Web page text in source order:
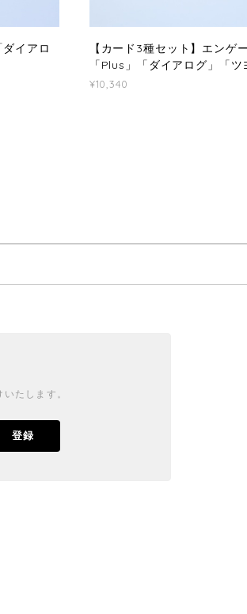
イアロ
【カード3種セット】エンゲ
「Plus」「ダイアログ」「ツ
¥10,340
たします。
登録